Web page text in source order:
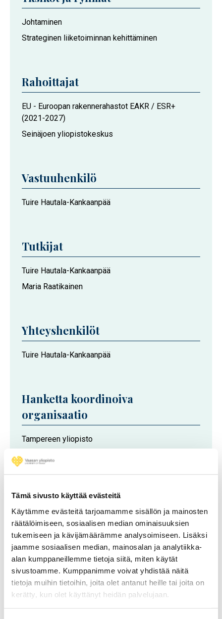
Tämä sivusto käyttää evästeitä
Käytämme evästeitä tarjoamamme sisällön ja mainosten
räätälöimiseen, sosiaalisen median ominaisuuksien
tukemiseen ja kävijämäärämme analysoimiseen. Lisäksi
jaamme sosiaalisen median, mainosalan ja analytiikka-
alan kumppaneillemme tietoja siitä, miten käytät
sivustoamme. Kumppanimme voivat yhdistää näitä
tietoja muihin tietoihin, joita olet antanut heille tai joita on
kerätty, kun olet käyttänyt heidän palvelujaan.
Hankkeeseen
osallistuvat
Johtaminen
Strateginen liiketoiminnan kehittäminen
Rahoittajat
EU - Euroopan rakennerahastot EAKR / ESR+
(2021-2027)
Seinäjoen yliopistokeskus
Vastuuhenkilö
Tuire Hautala-Kankaanpää
Tutkijat
Tuire Hautala-Kankaanpää
Maria Raatikainen
Yhteyshenkilöt
Tuire Hautala-Kankaanpää
Hanketta koordinoiva
organisaatio
Tampereen yliopisto
Helsingin yliopisto
Taideyliopisto
Tampereen yliopisto
Vaasan yliopisto